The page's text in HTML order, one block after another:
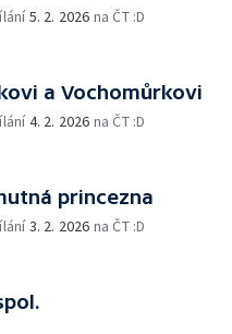
5. 2. 2026 na ČT :D
a Vochomůrkovi
4. 2. 2026 na ČT :D
princezna
3. 2. 2026 na ČT :D